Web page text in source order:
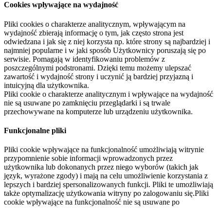
Cookies wpływające na wydajność
Pliki cookies o charakterze analitycznym, wpływającym na
wydajność zbierają informację o tym, jak często strona jest
odwiedzana i jak się z niej korzysta np. które strony są najbardziej i
najmniej popularne i w jaki sposób Użytkownicy poruszają się po
serwisie. Pomagają w identyfikowaniu problemów z
poszczególnymi podstronami. Dzięki temu możemy ulepszać
zawartość i wydajność strony i uczynić ją bardziej przyjazną i
intuicyjną dla użytkownika.
Pliki cookie o charakterze analitycznym i wpływające na wydajność
nie są usuwane po zamknięciu przeglądarki i są trwale
przechowywane na komputerze lub urządzeniu użytkownika.
Funkcjonalne pliki
Pliki cookie wpływające na funkcjonalność umożliwiają witrynie
przypomnienie sobie informacji wprowadzonych przez
użytkownika lub dokonanych przez niego wyborów (takich jak
język, wyrażone zgody) i mają na celu umożliwienie korzystania z
lepszych i bardziej spersonalizowanych funkcji. Pliki te umożliwiają
także optymalizację użytkowania witryny po zalogowaniu się.Pliki
cookie wpływające na funkcjonalność nie są usuwane po